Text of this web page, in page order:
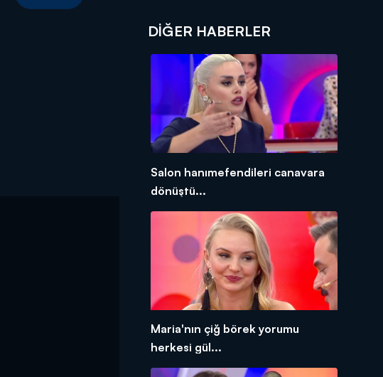
DIĞER HABERLER
Salon hanımefendileri canavara
dönüştü...
Maria'nın çiğ börek yorumu
herkesi gül...